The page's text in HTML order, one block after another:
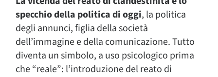
specchio della politica di oggi, la politica
degli annunci, figlia della società
dell’immagine e della comunicazione. Tutto
diventa un simbolo, a uso psicologico prima
che “reale”: l’introduzione del reato di